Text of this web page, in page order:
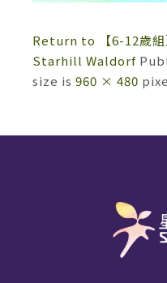
Return to 【6-12歲組
Starhill Waldorf
size is 960 × 480